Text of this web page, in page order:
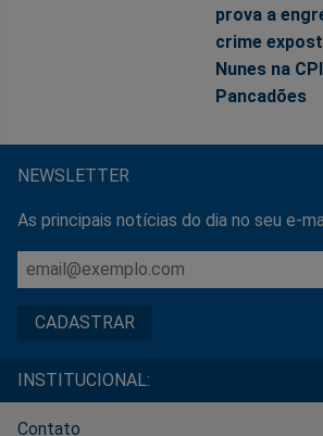
prova a
crime
Nunes na
Pancadões
NEWSLETTER
As principais notícias do dia no seu e-
INSTITUCIONAL:
Contato